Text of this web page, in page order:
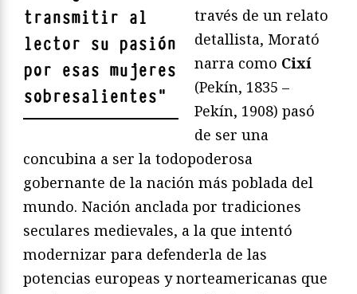
transmitir al
lector su pasión
por esas mujeres
sobresalientes"
través de un relato
detallista, Morató
narra como Cixí
(Pekín, 1835 –
Pekín, 1908) pasó
de ser una
concubina a ser la todopoderosa
gobernante de la nación más poblada del
mundo. Nación anclada por tradiciones
seculares medievales, a la que intentó
modernizar para defenderla de las
potencias europeas y norteamericanas que